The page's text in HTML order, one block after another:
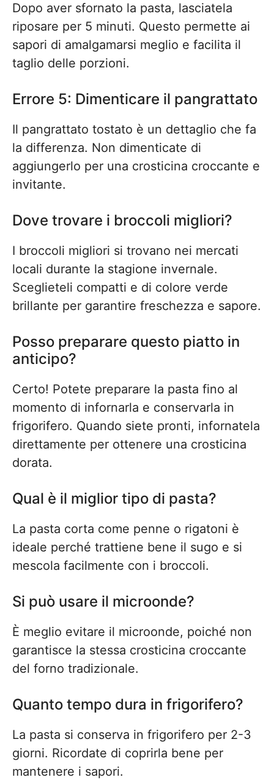
Dopo aver sfornato la pasta, lasciatela
riposare per 5 minuti. Questo permette ai
sapori di amalgamarsi meglio e facilita il
taglio delle porzioni.
Errore 5: Dimenticare il pangrattato
Il pangrattato tostato è un dettaglio che fa
la differenza. Non dimenticate di
aggiungerlo per una crosticina croccante e
invitante.
Dove trovare i broccoli migliori?
I broccoli migliori si trovano nei mercati
locali durante la stagione invernale.
Sceglieteli compatti e di colore verde
brillante per garantire freschezza e sapore.
Posso preparare questo piatto in
anticipo?
Certo! Potete preparare la pasta fino al
momento di infornarla e conservarla in
frigorifero. Quando siete pronti, infornatela
direttamente per ottenere una crosticina
dorata.
Qual è il miglior tipo di pasta?
La pasta corta come penne o rigatoni è
ideale perché trattiene bene il sugo e si
mescola facilmente con i broccoli.
Si può usare il microonde?
È meglio evitare il microonde, poiché non
garantisce la stessa crosticina croccante
del forno tradizionale.
Quanto tempo dura in frigorifero?
La pasta si conserva in frigorifero per 2-3
giorni. Ricordate di coprirla bene per
mantenere i sapori.